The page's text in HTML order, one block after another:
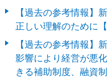
【過去の参考情報】
正しい理解のために
【過去の参考情報】
影響により経営が悪
きる補助制度、融資